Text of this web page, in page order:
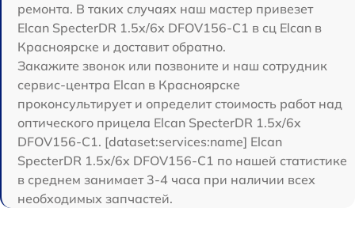
ремонта. В таких случаях наш мастер привезет
Elcan SpecterDR 1.5x/6x DFOV156-C1 в сц Elcan в
Красноярске и доставит обратно.
Закажите звонок или позвоните и наш сотрудник
сервис-центра Elcan в Красноярске
проконсультирует и определит стоимость работ над
оптического прицела Elcan SpecterDR 1.5x/6x
DFOV156-C1. [dataset:services:name] Elcan
SpecterDR 1.5x/6x DFOV156-C1 по нашей статистике
в среднем занимает 3-4 часа при наличии всех
необходимых запчастей.